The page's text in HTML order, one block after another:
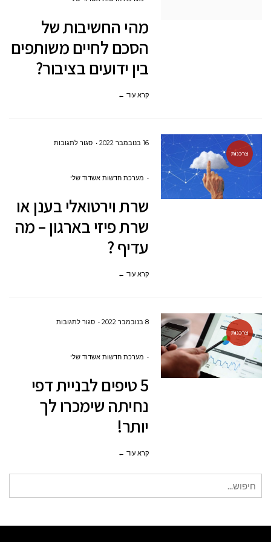
הסכם
לחיים
משותפים
מהי החשיבות של
הסכם לחיים משותפים
בין ידועים בציבור?
קרא עוד ←
צרכנות
16 בנובמבר 2022 סגור לתגובותעל
או
שרת
מערכת חדשות אשדוד שלי
שרת וירטואלי בענן או
שרת פיזי בארגון – מה
עדיף ?
קרא עוד ←
צרכנות
8 בנובמבר 2022 סגור לתגובותעל
דפי
נחיתה
מערכת חדשות אשדוד שלי
5 טיפים לבניית דפי
נחיתה שימכרו לך
יותר!
קרא עוד ←
עבור: